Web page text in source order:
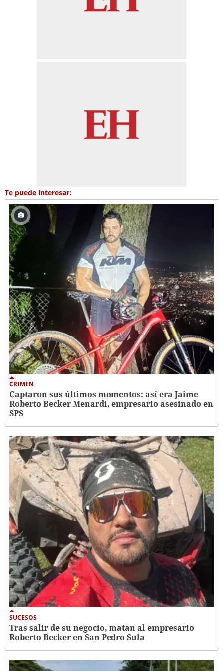
Te puede interesar:
CRIMEN
Captaron sus últimos momentos: así era Jaime
Roberto Becker Menardi​​​, empresario asesinado en
SPS
SUCESOS
Tras salir de su negocio, matan al empresario
Roberto Becker en San Pedro Sula